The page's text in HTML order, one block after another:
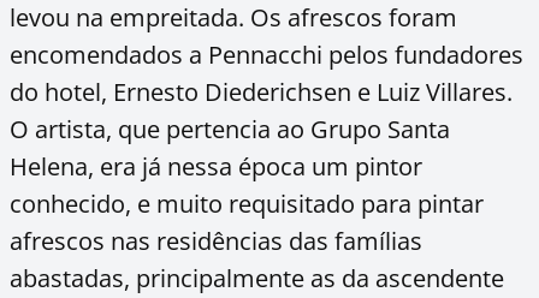
levou na empreitada. Os afrescos foram
encomendados a Pennacchi pelos fundadores
do hotel, Ernesto Diederichsen e Luiz Villares.
O artista, que pertencia ao Grupo Santa
Helena, era já nessa época um pintor
conhecido, e muito requisitado para pintar
afrescos nas residências das famílias
abastadas, principalmente as da ascendente